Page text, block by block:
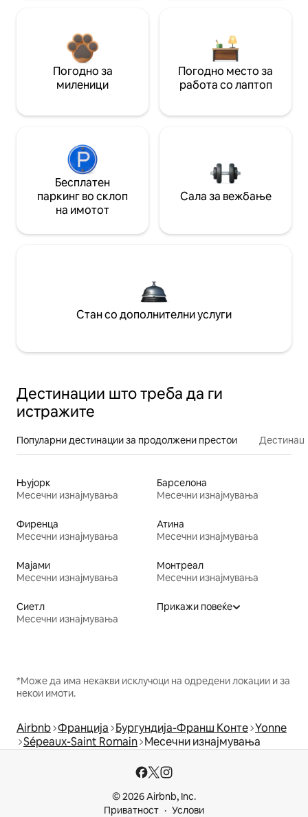
Погодно за
миленици
Погодно место за
работа со лаптоп
Бесплатен
паркинг во склоп
на имотот
Сала за вежбање
Стан со дополнителни услуги
Дестинации што треба да ги
истражите
Популарни дестинации за продолжени престои
Њујорк
Месечни изнајмувања
Барселона
Месечни изнајмувања
Фиренца
Месечни изнајмувања
Атина
Месечни изнајмувања
Мајами
Месечни изнајмувања
Монтреал
Месечни изнајмувања
Сиетл
Месечни изнајмувања
Прикажи повеќе
*Може да има некакви исклучоци на одредени локации и за
некои имоти.
Airbnb Франција Бургундија-Франш Конте Yonne
Sépeaux-Saint Romain Месечни изнајмувања
© 2026 Airbnb, Inc.
Приватност
Услови